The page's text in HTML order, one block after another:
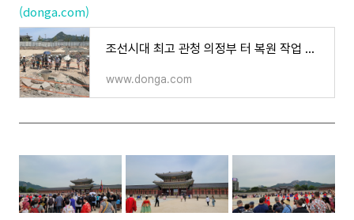
(donga.com)
조선시대 최고 관청 의정부 터 복원 작업 공개
www.donga.com